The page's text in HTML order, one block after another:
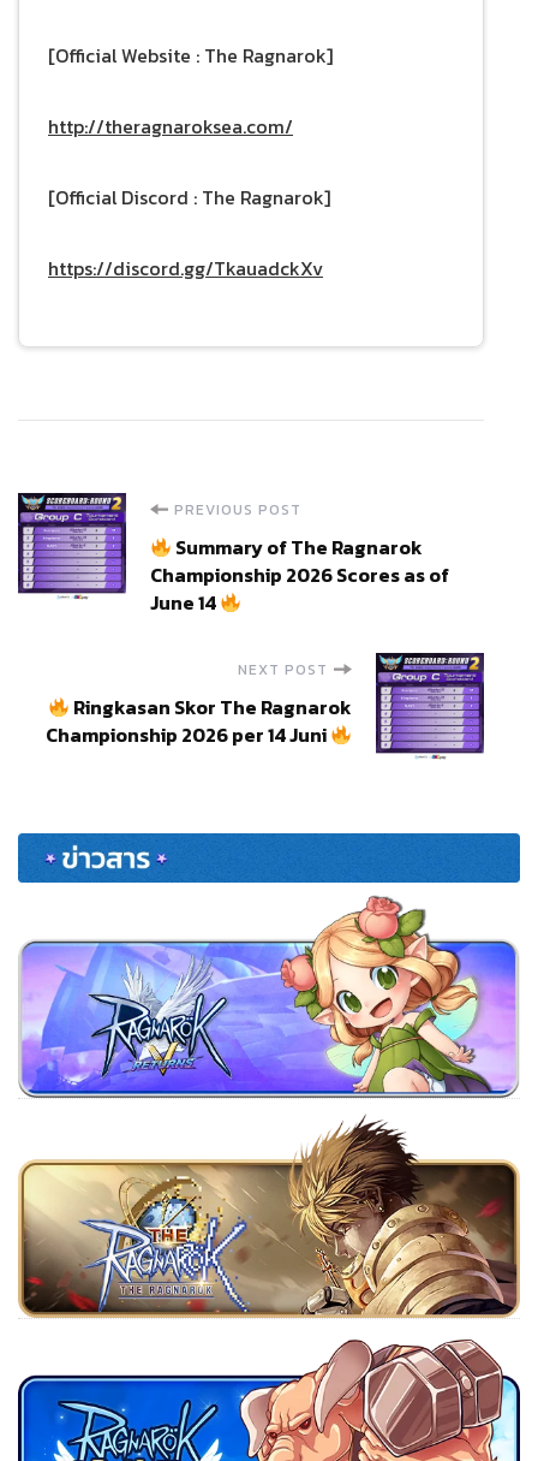
[Official Website : The Ragnarok]
http://theragnaroksea.com/
[Official Discord : The Ragnarok]
https://discord.gg/TkauadckXv
Post
Navigation
PREVIOUS POST
Summary of The Ragnarok
Championship 2026 Scores as of
June 14
NEXT POST
Ringkasan Skor The Ragnarok
Championship 2026 per 14 Juni